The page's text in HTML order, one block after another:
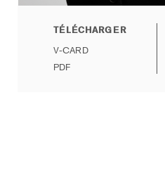
TÉLÉCHARGER
V-CARD
PDF